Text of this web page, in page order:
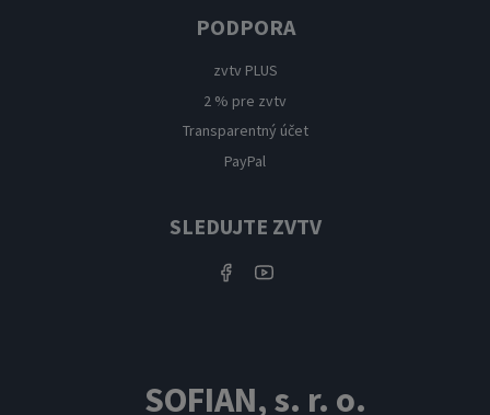
PODPORA
zvtv PLUS
2 % pre zvtv
Transparentný účet
PayPal
SLEDUJTE ZVTV
SOFIAN, s. r. o.